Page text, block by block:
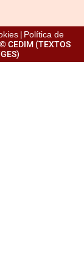
| Política de
CEDIM (TEXTOS